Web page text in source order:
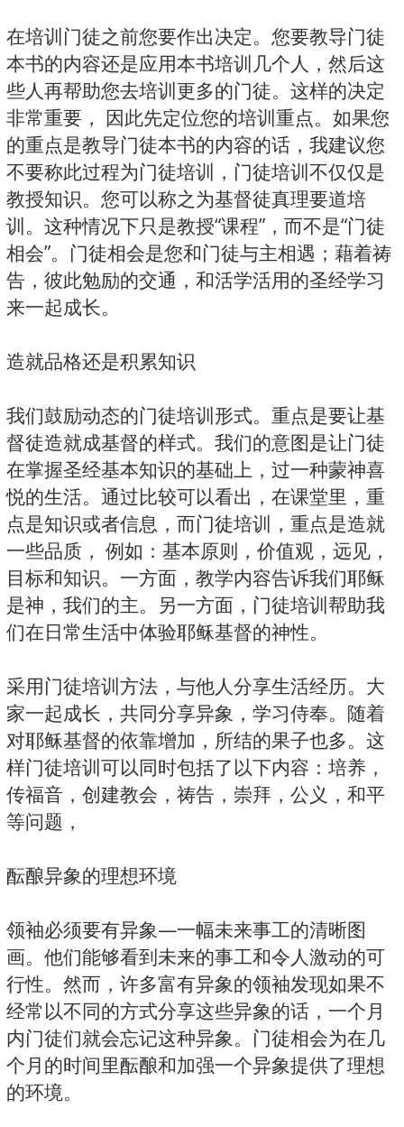
在培训门徒之前您要作出决定。您要教导门徒
本书的内容还是应用本书培训几个人，然后这
些人再帮助您去培训更多的门徒。这样的决定
非常重要， 因此先定位您的培训重点。如果您
的重点是教导门徒本书的内容的话，我建议您
不要称此过程为门徒培训，门徒培训不仅仅是
教授知识。您可以称之为基督徒真理要道培
训。这种情况下只是教授“课程”，而不是“门徒
相会”。门徒相会是您和门徒与主相遇；藉着祷
告，彼此勉励的交通，和活学活用的圣经学习
来一起成长。
造就品格还是积累知识
我们鼓励动态的门徒培训形式。重点是要让基
督徒造就成基督的样式。我们的意图是让门徒
在掌握圣经基本知识的基础上，过一种蒙神喜
悦的生活。通过比较可以看出，在课堂里，重
点是知识或者信息，而门徒培训，重点是造就
一些品质， 例如：基本原则，价值观，远见，
目标和知识。一方面，教学内容告诉我们耶稣
是神，我们的主。另一方面，门徒培训帮助我
们在日常生活中体验耶稣基督的神性。
采用门徒培训方法，与他人分享生活经历。大
家一起成长，共同分享异象，学习侍奉。随着
对耶稣基督的依靠增加，所结的果子也多。这
样门徒培训可以同时包括了以下内容：培养，
传福音，创建教会，祷告，崇拜，公义，和平
等问题，
酝酿异象的理想环境
领袖必须要有异象—一幅未来事工的清晰图
画。他们能够看到未来的事工和令人激动的可
行性。然而，许多富有异象的领袖发现如果不
经常以不同的方式分享这些异象的话，一个月
内门徒们就会忘记这种异象。门徒相会为在几
个月的时间里酝酿和加强一个异象提供了理想
的环境。